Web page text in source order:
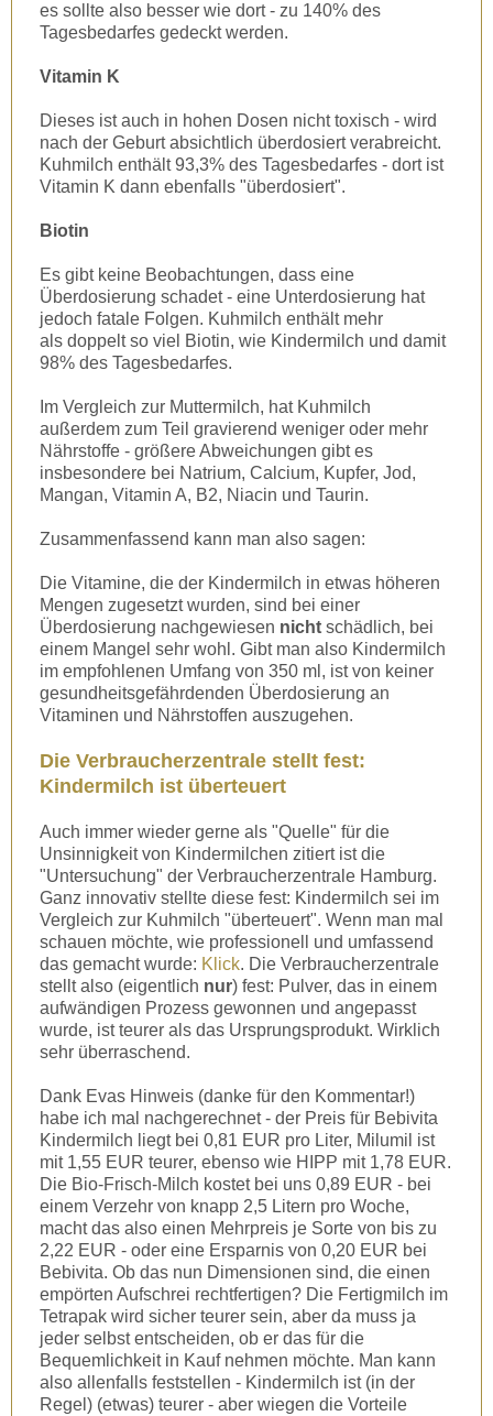
es sollte also besser wie dort - zu 140% des
Tagesbedarfes gedeckt werden.
Vitamin K
Dieses ist auch in hohen Dosen nicht toxisch - wird
nach der Geburt absichtlich überdosiert verabreicht.
Kuhmilch enthält 93,3% des Tagesbedarfes - dort ist
Vitamin K dann ebenfalls "überdosiert".
Biotin
Es gibt keine Beobachtungen, dass eine
Überdosierung schadet - eine Unterdosierung hat
jedoch fatale Folgen. Kuhmilch enthält mehr
als doppelt so viel Biotin, wie Kindermilch und damit
98% des Tagesbedarfes.
Im Vergleich zur Muttermilch, hat Kuhmilch
außerdem zum Teil gravierend weniger oder mehr
Nährstoffe - größere Abweichungen gibt es
insbesondere bei Natrium, Calcium, Kupfer, Jod,
Mangan, Vitamin A, B2, Niacin und Taurin.
Zusammenfassend kann man also sagen:
Die Vitamine, die der Kindermilch in etwas höheren
Mengen zugesetzt wurden, sind bei einer
Überdosierung nachgewiesen nicht schädlich, bei
einem Mangel sehr wohl. Gibt man also Kindermilch
im empfohlenen Umfang von 350 ml, ist von keiner
gesundheitsgefährdenden Überdosierung an
Vitaminen und Nährstoffen auszugehen.
Die Verbraucherzentrale stellt fest:
Kindermilch ist überteuert
Auch immer wieder gerne als "Quelle" für die
Unsinnigkeit von Kindermilchen zitiert ist die
"Untersuchung" der Verbraucherzentrale Hamburg.
Ganz innovativ stellte diese fest: Kindermilch sei im
Vergleich zur Kuhmilch "überteuert". Wenn man mal
schauen möchte, wie professionell und umfassend
das gemacht wurde: Klick. Die Verbraucherzentrale
stellt also (eigentlich nur) fest: Pulver, das in einem
aufwändigen Prozess gewonnen und angepasst
wurde, ist teurer als das Ursprungsprodukt. Wirklich
sehr überraschend.
Dank Evas Hinweis (danke für den Kommentar!)
habe ich mal nachgerechnet - der Preis für Bebivita
Kindermilch liegt bei 0,81 EUR pro Liter, Milumil ist
mit 1,55 EUR teurer, ebenso wie HIPP mit 1,78 EUR.
Die Bio-Frisch-Milch kostet bei uns 0,89 EUR - bei
einem Verzehr von knapp 2,5 Litern pro Woche,
macht das also einen Mehrpreis je Sorte von bis zu
2,22 EUR - oder eine Ersparnis von 0,20 EUR bei
Bebivita. Ob das nun Dimensionen sind, die einen
empörten Aufschrei rechtfertigen? Die Fertigmilch im
Tetrapak wird sicher teurer sein, aber da muss ja
jeder selbst entscheiden, ob er das für die
Bequemlichkeit in Kauf nehmen möchte. Man kann
also allenfalls feststellen - Kindermilch ist (in der
Regel) (etwas) teurer - aber wiegen die Vorteile